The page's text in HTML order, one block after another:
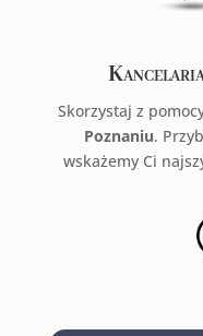
Skorzystaj z
Poznaniu.
wskażemy Ci